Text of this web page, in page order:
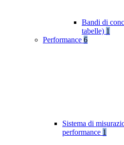
Bandi di
tabelle) 1
Performance 6
Sistema di
performance 1